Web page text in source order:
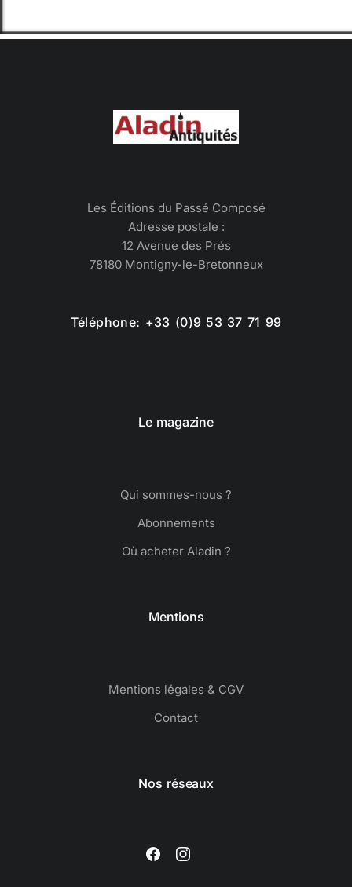
Les Éditions du Passé Composé
Adresse postale :
12 Avenue des Prés
78180 Montigny-le-Bretonneux
Téléphone: +33 (0)9 53 37 71 99
Le magazine
Qui sommes-nous ?
Abonnements
Où acheter Aladin ?
Mentions
Mentions légales & CGV
Contact
Nos réseaux